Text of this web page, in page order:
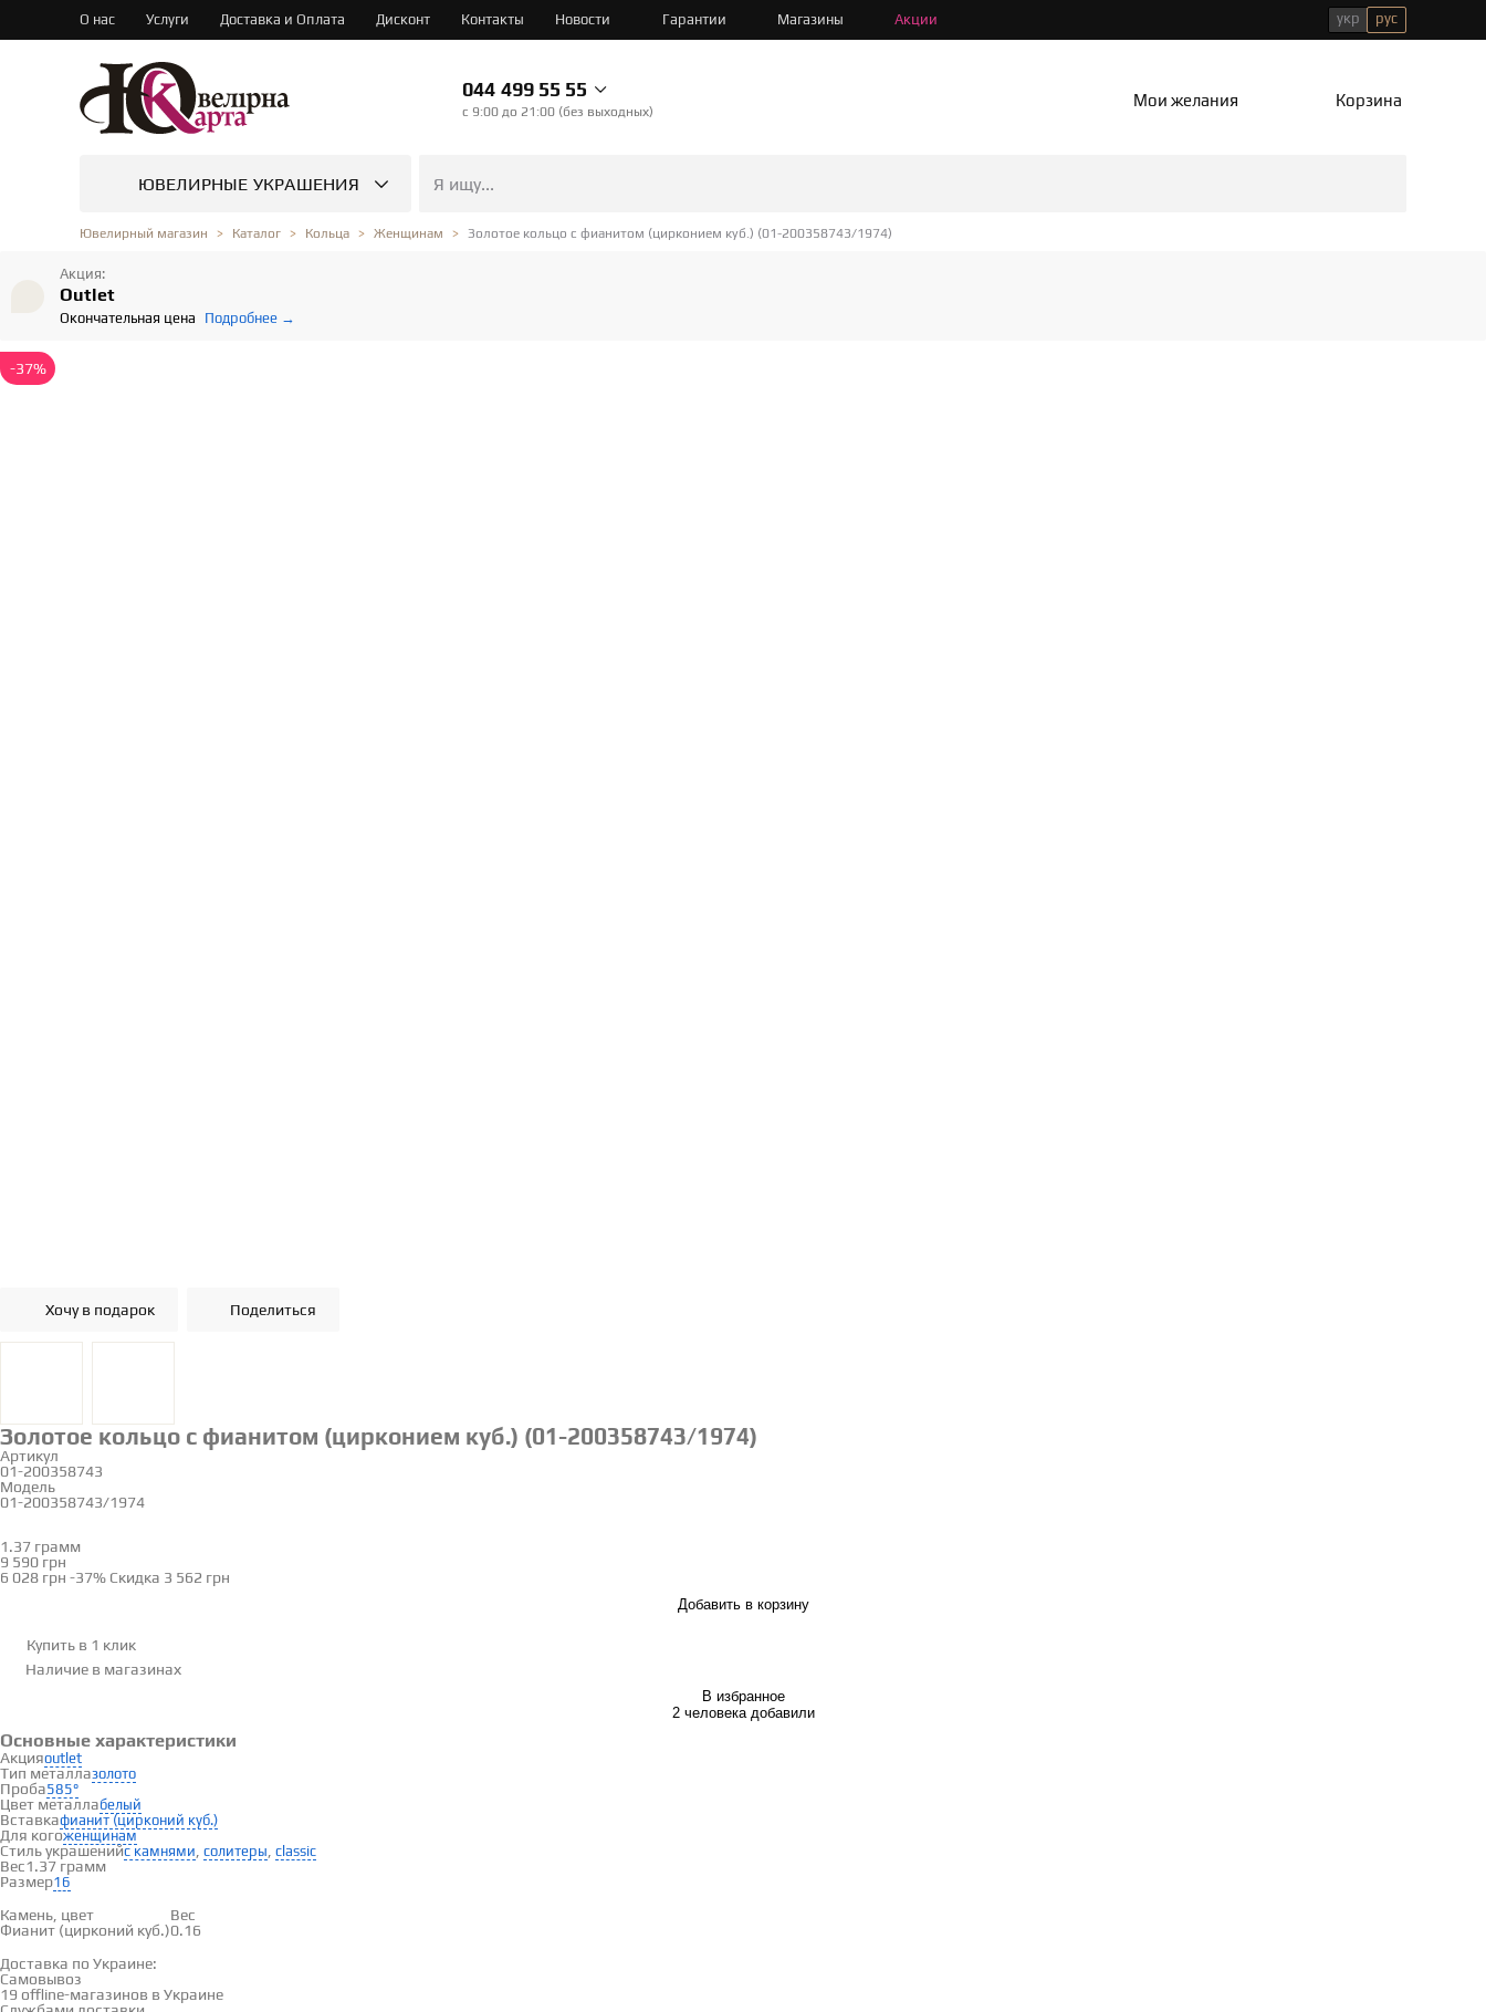
О нас Услуги Доставка и Оплата Дисконт Контакты Новости Гарантии Магазины Акции укр рус
044 499 55 55
c 9:00 до 21:00 (без выходных)
Мои желания Корзина
ЮВЕЛИРНЫЕ УКРАШЕНИЯ
Ювелирный магазин Каталог Кольца Женщинам Золотое кольцо с фианитом (цирконием куб.) (01-200358743/1974)
Акция:
Outlet
Окончательная цена Подробнее →
-37%
Хочу в подарок Поделиться
Золотое кольцо с фианитом (цирконием куб.) (01-200358743/1974)
Артикул
01-200358743
Модель
01-200358743/1974
1.37 грамм
9 590 грн
6 028 грн -37% Скидка 3 562 грн
Добавить в корзину
Купить в 1 клик
Наличие в магазинах
В избранное
2 человека добавили
Основные характеристики
Акцияoutlet
Тип металлазолото
Проба585°
Цвет металлабелый
Вставкафианит (цирконий куб.)
Для когоженщинам
Стиль украшенийс камнями солитеры classic
Вес1.37 грамм
Размер16
Вставки
Камень, цвет
Вес
Фианит (цирконий куб.)0.16
Доставка и оплата
Доставка по Украине:
Самовывоз
19 offline-магазинов в Украине